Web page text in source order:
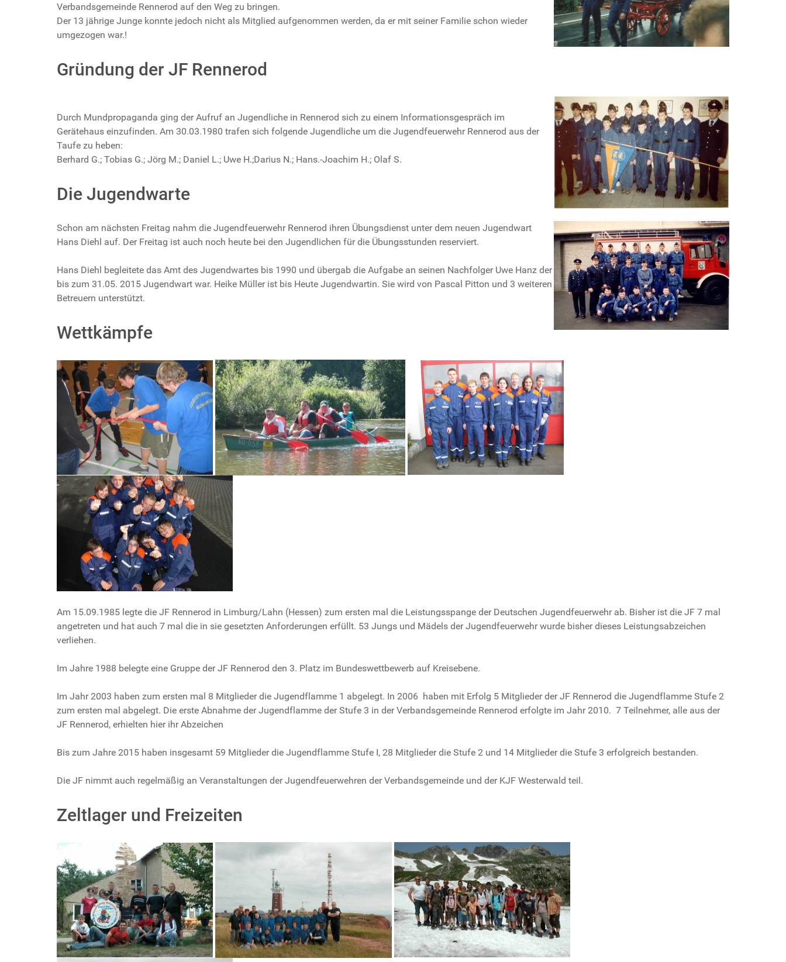
Verbandsgemeinde Rennerod auf den Weg zu bringen.
Der 13 jährige Junge konnte jedoch nicht als Mitglied aufgenommen werden, da er mit seiner Familie schon wieder
umgezogen war.!
Gründung der JF Rennerod
Durch Mundpropaganda ging der Aufruf an Jugendliche in Rennerod sich zu einem Informationsgespräch im
Gerätehaus einzufinden. Am 30.03.1980 trafen sich folgende Jugendliche um die Jugendfeuerwehr Rennerod aus der
Taufe zu heben:
Berhard G.; Tobias G.; Jörg M.; Daniel L.; Uwe H.;Darius N.; Hans.-Joachim H.; Olaf S.
Die Jugendwarte
Schon am nächsten Freitag nahm die Jugendfeuerwehr Rennerod ihren Übungsdienst unter dem neuen Jugendwart
Hans Diehl auf. Der Freitag ist auch noch heute bei den Jugendlichen für die Übungsstunden reserviert.
Hans Diehl begleitete das Amt des Jugendwartes bis 1990 und übergab die Aufgabe an seinen Nachfolger Uwe Hanz der
bis zum 31.05. 2015 Jugendwart war. Heike Müller ist bis Heute Jugendwartin. Sie wird von Pascal Pitton und 3 weiteren
Betreuern unterstützt.
Wettkämpfe
Am 15.09.1985 legte die JF Rennerod in Limburg/Lahn (Hessen) zum ersten mal die Leistungsspange der Deutschen Jugendfeuerwehr ab. Bisher ist die JF 7 mal
angetreten und hat auch 7 mal die in sie gesetzten Anforderungen erfüllt. 53 Jungs und Mädels der Jugendfeuerwehr wurde bisher dieses Leistungsabzeichen
verliehen.
Im Jahre 1988 belegte eine Gruppe der JF Rennerod den 3. Platz im Bundeswettbewerb auf Kreisebene.
Im Jahr 2003 haben zum ersten mal 8 Mitglieder die Jugendflamme 1 abgelegt. In 2006 haben mit Erfolg 5 Mitglieder der JF Rennerod die Jugendflamme Stufe 2
zum ersten mal abgelegt. Die erste Abnahme der Jugendflamme der Stufe 3 in der Verbandsgemeinde Rennerod erfolgte im Jahr 2010. 7 Teilnehmer, alle aus der
JF Rennerod, erhielten hier ihr Abzeichen
Bis zum Jahre 2015 haben insgesamt 59 Mitglieder die Jugendflamme Stufe I, 28 Mitglieder die Stufe 2 und 14 Mitglieder die Stufe 3 erfolgreich bestanden.
Die JF nimmt auch regelmäßig an Veranstaltungen der Jugendfeuerwehren der Verbandsgemeinde und der KJF Westerwald teil.
Zeltlager und Freizeiten